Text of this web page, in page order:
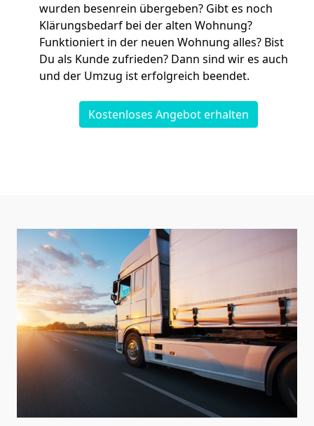
wurden besenrein übergeben? Gibt es noch
Klärungsbedarf bei der alten Wohnung?
Funktioniert in der neuen Wohnung alles? Bist
Du als Kunde zufrieden? Dann sind wir es auch
und der Umzug ist erfolgreich beendet.
Kostenloses Angebot erhalten